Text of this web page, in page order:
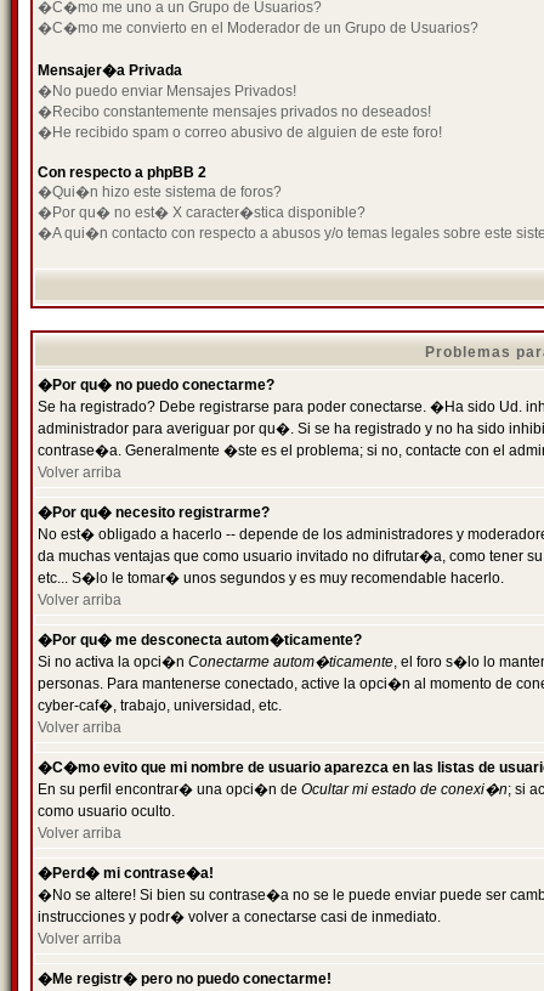
�C�mo me uno a un Grupo de Usuarios?
�C�mo me convierto en el Moderador de un Grupo de Usuarios?
Mensajer�a Privada
�No puedo enviar Mensajes Privados!
�Recibo constantemente mensajes privados no deseados!
�He recibido spam o correo abusivo de alguien de este foro!
Con respecto a phpBB 2
�Qui�n hizo este sistema de foros?
�Por qu� no est� X caracter�stica disponible?
�A qui�n contacto con respecto a abusos y/o temas legales sobre este
Problemas
�Por qu� no puedo conectarme?
Se ha registrado? Debe registrarse para poder conectarse. �Ha sido Ud.
administrador para averiguar por qu�. Si se ha registrado y no ha sido
contrase�a. Generalmente �ste es el problema; si no, contacte con el
Volver arriba
�Por qu� necesito registrarme?
No est� obligado a hacerlo -- depende de los administradores y
da muchas ventajas que como usuario invitado no difrutar�a, como tener
etc... S�lo le tomar� unos segundos y es muy recomendable hacerlo.
Volver arriba
�Por qu� me desconecta autom�ticamente?
Si no activa la opci�n Conectarme autom�ticamente, el foro s�lo lo
personas. Para mantenerse conectado, active la opci�n al momento de
cyber-caf�, trabajo, universidad, etc.
Volver arriba
�C�mo evito que mi nombre de usuario aparezca en las listas de
En su perfil encontrar� una opci�n de Ocultar mi estado de conexi�n; si
como usuario oculto.
Volver arriba
�Perd� mi contrase�a!
�No se altere! Si bien su contrase�a no se le puede enviar puede ser
instrucciones y podr� volver a conectarse casi de inmediato.
Volver arriba
�Me registr� pero no puedo conectarme!